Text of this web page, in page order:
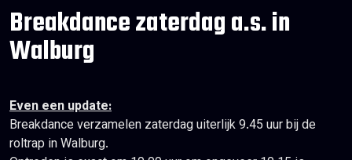
Breakdance zaterdag a.s. in
Walburg
Even een update:
Breakdance verzamelen zaterdag uiterlijk 9.45 uur bij de
roltrap in Walburg.